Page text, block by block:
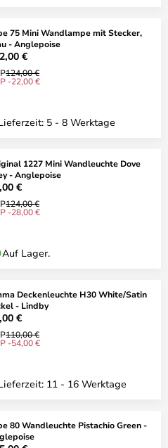
75 Mini Wandlampe mit Stecker,
- Anglepoise
€
124,00 €
-22,00 €
5 - 8 Werktage
1227 Mini Wandleuchte Dove
- Anglepoise
€
124,00 €
-28,00 €
Auf Lager.
Deckenleuchte H30 White/Satin
- Lindby
€
110,00 €
-54,00 €
11 - 16 Werktage
80 Wandleuchte Pistachio Green -